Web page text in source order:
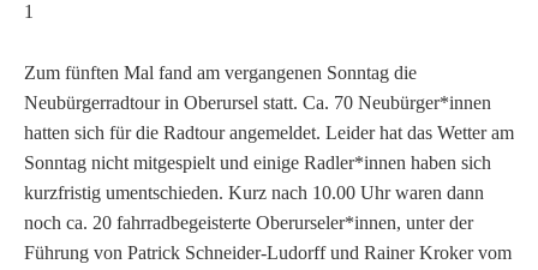
1
Zum fünften Mal fand am vergangenen Sonntag die
Neubürgerradtour in Oberursel statt. Ca. 70 Neubürger*innen
hatten sich für die Radtour angemeldet. Leider hat das Wetter am
Sonntag nicht mitgespielt und einige Radler*innen haben sich
kurzfristig umentschieden. Kurz nach 10.00 Uhr waren dann
noch ca. 20 fahrradbegeisterte Oberurseler*innen, unter der
Führung von Patrick Schneider-Ludorff und Rainer Kroker vom